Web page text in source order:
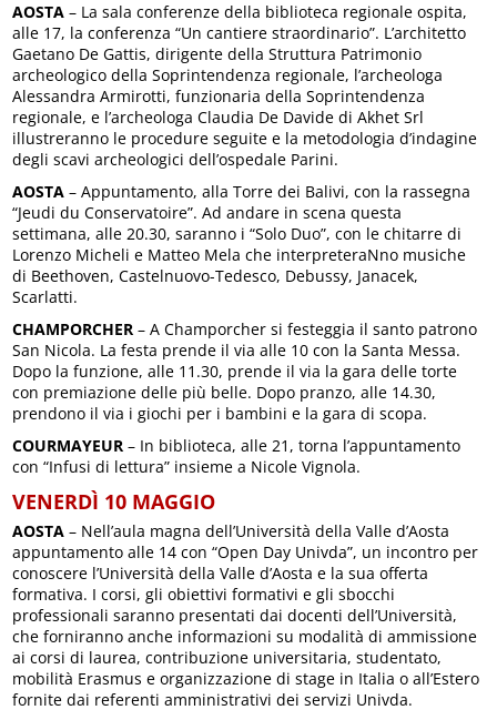
AOSTA – La sala conferenze della biblioteca regionale ospita,
alle 17, la conferenza “Un cantiere straordinario”. L’architetto
Gaetano De Gattis, dirigente della Struttura Patrimonio
archeologico della Soprintendenza regionale, l’archeologa
Alessandra Armirotti, funzionaria della Soprintendenza
regionale, e l’archeologa Claudia De Davide di Akhet Srl
illustreranno le procedure seguite e la metodologia d’indagine
degli scavi archeologici dell’ospedale Parini.
AOSTA – Appuntamento, alla Torre dei Balivi, con la rassegna
“Jeudi du Conservatoire”. Ad andare in scena questa
settimana, alle 20.30, saranno i “Solo Duo”, con le chitarre di
Lorenzo Micheli e Matteo Mela che interpreteraNno musiche
di Beethoven, Castelnuovo-Tedesco, Debussy, Janacek,
Scarlatti.
CHAMPORCHER – A Champorcher si festeggia il santo patrono
San Nicola. La festa prende il via alle 10 con la Santa Messa.
Dopo la funzione, alle 11.30, prende il via la gara delle torte
con premiazione delle più belle. Dopo pranzo, alle 14.30,
prendono il via i giochi per i bambini e la gara di scopa.
COURMAYEUR – In biblioteca, alle 21, torna l’appuntamento
con “Infusi di lettura” insieme a Nicole Vignola.
VENERDÌ 10 MAGGIO
AOSTA – Nell’aula magna dell’Università della Valle d’Aosta
appuntamento alle 14 con “Open Day Univda”, un incontro per
conoscere l’Università della Valle d’Aosta e la sua offerta
formativa. I corsi, gli obiettivi formativi e gli sbocchi
professionali saranno presentati dai docenti dell’Università,
che forniranno anche informazioni su modalità di ammissione
ai corsi di laurea, contribuzione universitaria, studentato,
mobilità Erasmus e organizzazione di stage in Italia o all’Estero
fornite dai referenti amministrativi dei servizi Univda.